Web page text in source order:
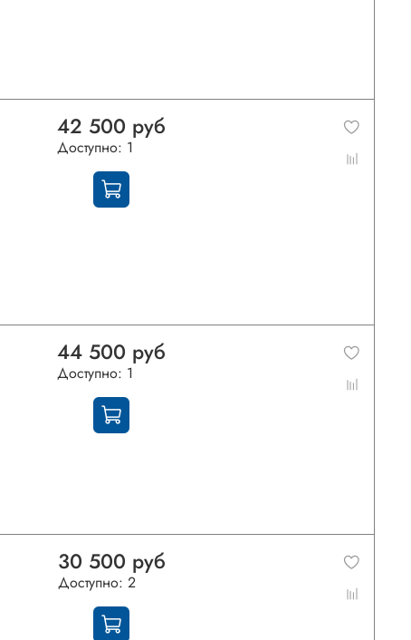
42 500 руб
Доступно: 1
44 500 руб
Доступно: 1
30 500 руб
Доступно: 2